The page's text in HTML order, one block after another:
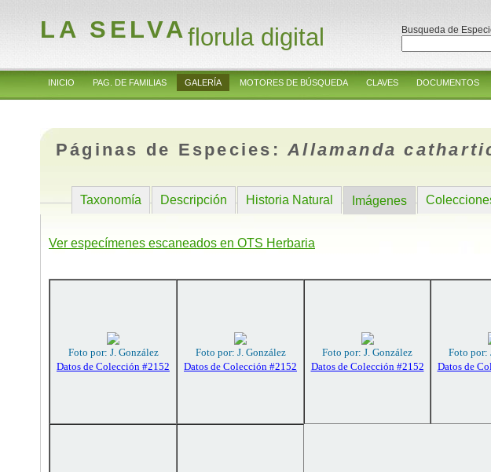
LA SELVAflorula digital Busqueda de
INICIO PAG. DE FAMILIAS GALERÍA MOTORES DE BÚSQUEDA CLAVES DOCUMENTOS
Páginas de Especies:Allamanda
Taxonomía Descripción Historia Natural Imágenes
Ver especímenes escaneados en OTS Herbaria
Foto por: J. González
Datos de Colección #2152
Foto por: J. González
Datos de Colección #2152
Foto por: J. González
Datos de Colección #2152
Foto por:
Datos de